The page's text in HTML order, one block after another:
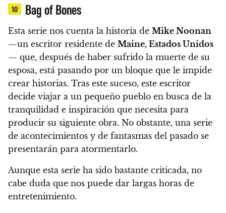
10 Bag of Bones
Esta serie nos cuenta la historia de Mike Noonan
—un escritor residente de Maine, Estados Unidos
— que, después de haber sufrido la muerte de su
esposa, está pasando por un bloque que le impide
crear historias. Tras este suceso, este escritor
decide viajar a un pequeño pueblo en busca de la
tranquilidad e inspiración que necesita para
producir su siguiente obra. No obstante, una serie
de acontecimientos y de fantasmas del pasado se
presentarán para atormentarlo.
Aunque esta serie ha sido bastante criticada, no
cabe duda que nos puede dar largas horas de
entretenimiento.